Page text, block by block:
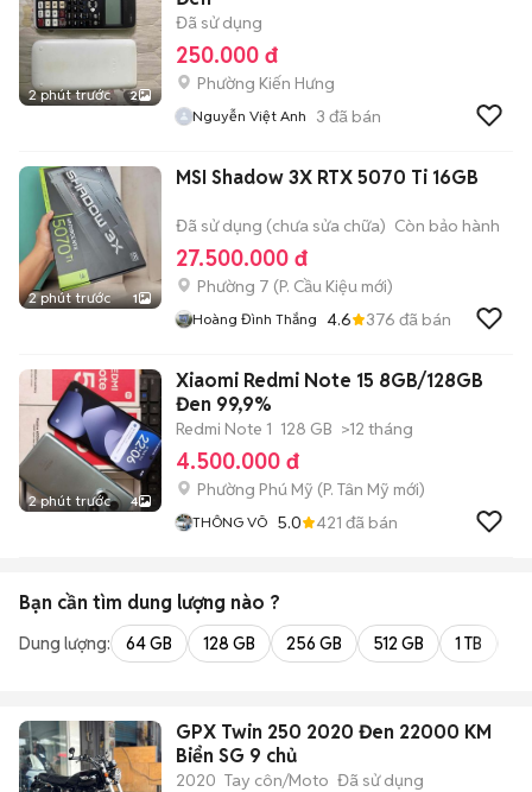
2 phút trước 2
Đã sử dụng
250.000 đ
Phường Kiến Hưng
Nguyễn Việt Anh 3 đã bán
2 phút trước 1
MSI Shadow 3X RTX 5070 Ti 16GB
Đã sử dụng (chưa sửa chữa) Còn bảo hành
27.500.000 đ
Phường 7 (P. Cầu Kiệu mới)
Hoàng Đình Thắng 4.6 376 đã bán
2 phút trước 4
Xiaomi Redmi Note 15 8GB/128GB
Đen 99,9%
Redmi Note 1 128 GB >12 tháng
4.500.000 đ
Phường Phú Mỹ (P. Tân Mỹ mới)
THÔNG VÕ 5.0 421 đã bán
Bạn cần tìm dung lượng nào ?
Dung lượng: 64 GB 128 GB 256 GB 512 GB 1 TB
GPX Twin 250 2020 Đen 22000 KM
Biển SG 9 chủ
2020 Tay côn/Moto Đã sử dụng